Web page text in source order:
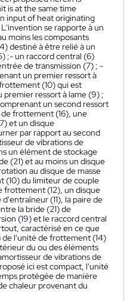
is at the same time
input of heat originating
L'invention se rapporte à un
moins les composants
destiné à être relié à un
;- un raccord central (6)
de transmission (7) ; -
un premier ressort à
(10) qui est
premier ressort à lame (9) ;
un second ressort
frottement (16), une
et un disque
par rapport au second
de vibrations de
un élément de stockage
(21) et au moins un disque
au disque de masse
(10) du limiteur de couple
frottement (12), un disque
(11), la paire de
la bride (21) de
(19) et le raccord central
caractérisé en ce que
de l'unité de frottement (14)
du ou des éléments
de vibrations de
ici est compact, l'unité
protégée de manière
chaleur provenant du